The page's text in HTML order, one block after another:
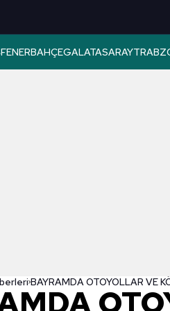
FENERBAHÇEGALATASARAY